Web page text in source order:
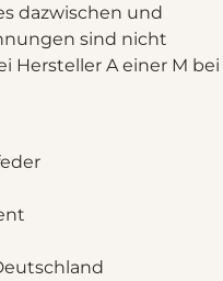
dazwischen und
sind nicht
Hersteller A einer M bei